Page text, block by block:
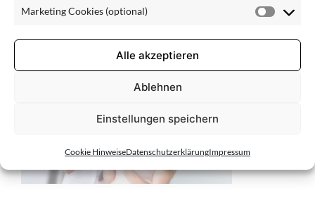
Marketing Cookies (optional)
Alle akzeptieren
Ablehnen
Einstellungen speichern
Cookie HinweiseDatenschutzerklärungImpressum
x1636